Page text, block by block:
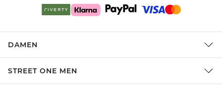
DAMEN
STREET ONE MEN